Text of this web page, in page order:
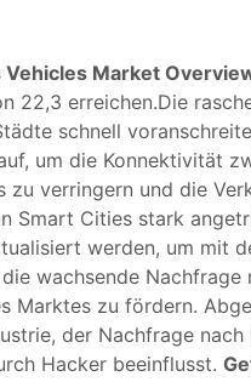
Market
22,3 erreichen.Die
schnell
um die Konnektivität
zu verringern und die
Smart Cities stark
werden, um mit
wachsende
Marktes zu fördern.
der Nachfrage
Hacker beeinflusst.